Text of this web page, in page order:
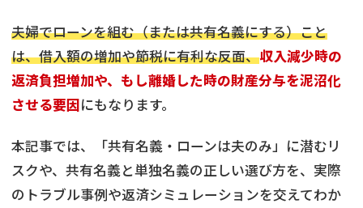
夫婦でローンを組む（または共有名義にする）こと
は、借入額の増加や節税に有利な反面、収入減少時の
返済負担増加や、もし離婚した時の財産分与を泥沼化
させる要因にもなります。
本記事では、「共有名義・ローンは夫のみ」に潜むリ
スクや、共有名義と単独名義の正しい選び方を、実際
のトラブル事例や返済シミュレーションを交えてわか